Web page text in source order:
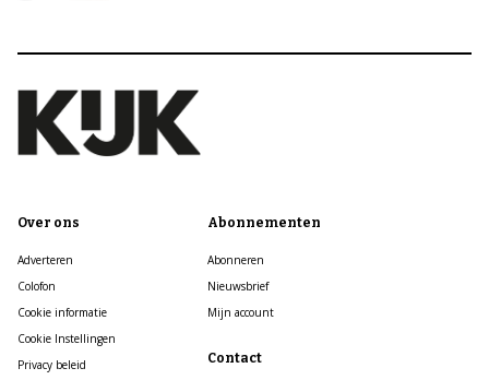
Over ons
Adverteren
Colofon
Cookie informatie
Cookie Instellingen
Privacy beleid
Abonnementen
Abonneren
Nieuwsbrief
Mijn account
Contact